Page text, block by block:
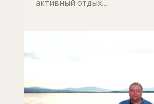
активный отдых…